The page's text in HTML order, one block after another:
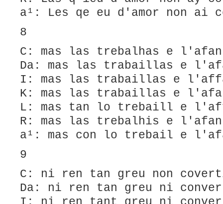
a¹: Les qe eu d'amor non ai
8
C: mas las trebalhas e
Da: mas las trabaillas e
I: mas las trabaillas e
K: mas las trabaillas e
L: ​mas tan lo trebaill e
R: mas las trebalhis e l'afan
a¹: mas con lo trebail e
9
C: ni ren tan greu non
Da: ni ren tan greu ni